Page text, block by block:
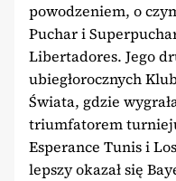
powodzeniem, o
Puchar i
Libertadores. Jego
ubiegłorocznych
Świata, gdzie
triumfatorem
Esperance Tunis i
lepszy okazał się